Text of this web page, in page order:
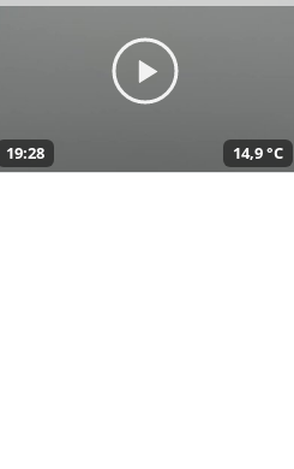
19:28 14,9 °C